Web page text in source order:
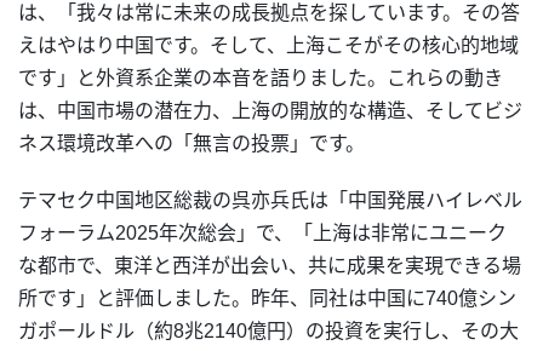
は、「我々は常に未来の成長拠点を探しています。その答
えはやはり中国です。そして、上海こそがその核心的地域
です」と外資系企業の本音を語りました。これらの動き
は、中国市場の潜在力、上海の開放的な構造、そしてビジ
ネス環境改革への「無言の投票」です。
テマセク中国地区総裁の呉亦兵氏は「中国発展ハイレベル
フォーラム2025年次総会」で、「上海は非常にユニーク
な都市で、東洋と西洋が出会い、共に成果を実現できる場
所です」と評価しました。昨年、同社は中国に740億シン
ガポールドル（約8兆2140億円）の投資を実行し、その大